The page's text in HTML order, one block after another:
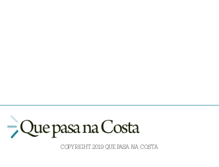
COPYRIGHT 2019 QUE PASA NA COSTA